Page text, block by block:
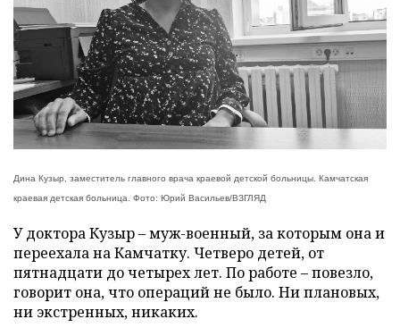
Дина Кузыр, заместитель главного врача краевой детской больницы. Камчатская
краевая детская больница. Фото: Юрий Васильев/ВЗГЛЯД
У доктора Кузыр – муж-военный, за которым она и
переехала на Камчатку. Четверо детей, от
пятнадцати до четырех лет. По работе – повезло,
говорит она, что операций не было. Ни плановых,
ни экстренных, никаких.